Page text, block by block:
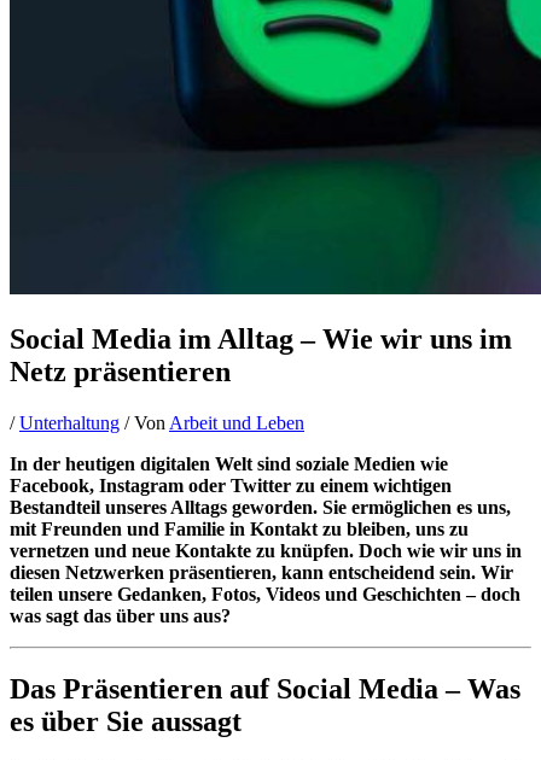
Social Media im Alltag – Wie wir uns im
Netz präsentieren
/Unterhaltung / Von Arbeit und Leben
In der heutigen digitalen Welt sind soziale Medien wie
Facebook, Instagram oder Twitter zu einem wichtigen
Bestandteil unseres Alltags geworden. Sie ermöglichen es uns,
mit Freunden und Familie in Kontakt zu bleiben, uns zu
vernetzen und neue Kontakte zu knüpfen. Doch wie wir uns in
diesen Netzwerken präsentieren, kann entscheidend sein. Wir
teilen unsere Gedanken, Fotos, Videos und Geschichten – doch
was sagt das über uns aus?
Das Präsentieren auf Social Media – Was
es über Sie aussagt